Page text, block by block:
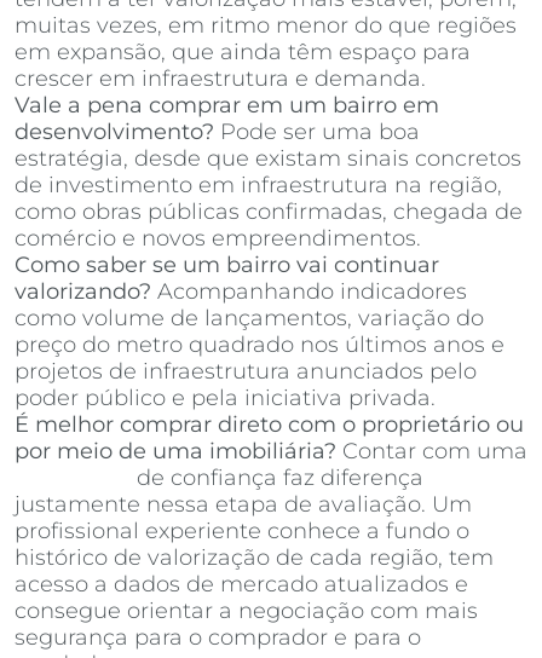
muitas vezes, em ritmo menor do que regiões
em expansão, que ainda têm espaço para
crescer em infraestrutura e demanda.
Vale a pena comprar em um bairro em
desenvolvimento? Pode ser uma boa
estratégia, desde que existam sinais concretos
de investimento em infraestrutura na região,
como obras públicas confirmadas, chegada de
comércio e novos empreendimentos.
Como saber se um bairro vai continuar
valorizando? Acompanhando indicadores
como volume de lançamentos, variação do
preço do metro quadrado nos últimos anos e
projetos de infraestrutura anunciados pelo
poder público e pela iniciativa privada.
É melhor comprar direto com o proprietário ou
por meio de uma imobiliária? Contar com uma
de confiança faz diferença
justamente nessa etapa de avaliação. Um
profissional experiente conhece a fundo o
histórico de valorização de cada região, tem
acesso a dados de mercado atualizados e
consegue orientar a negociação com mais
segurança para o comprador e para o